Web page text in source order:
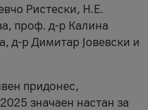
Ристески, Н.Е.
проф. д-р Калина
д-р Димитар Јовевски и
придонес,
значаен настан за